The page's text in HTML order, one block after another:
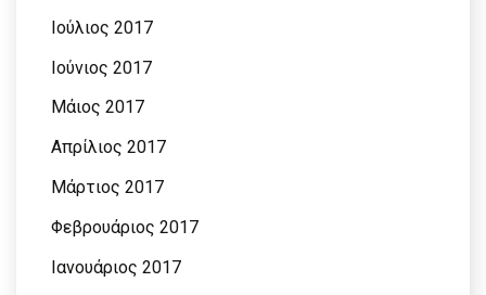
Ιούλιος 2017
Ιούνιος 2017
Μάιος 2017
Απρίλιος 2017
Μάρτιος 2017
Φεβρουάριος 2017
Ιανουάριος 2017